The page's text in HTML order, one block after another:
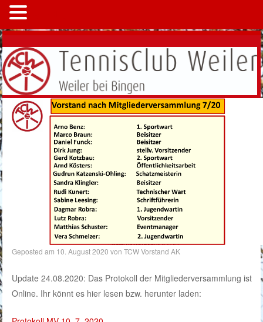
Geposted am 10. August 2020 vonTCW Vorstand AK
Update 24.08.2020: Das Protokoll der Mitgliederversammlung ist
Online. Ihr könnt es hier lesen bzw. herunter laden: